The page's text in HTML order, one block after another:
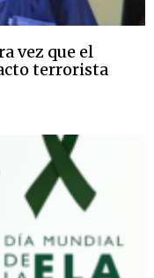
vez que el
terrorista